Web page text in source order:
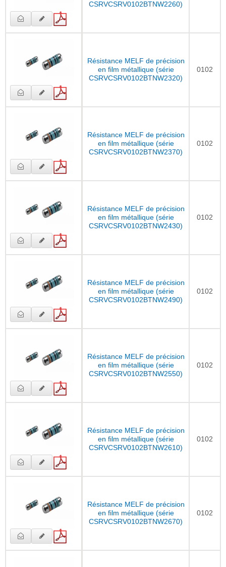
CSRVCSRV0102BTNW2260)
Résistance MELF de précision
en film métallique (série
CSRVCSRV0102BTNW2320)
0102
Résistance MELF de précision
en film métallique (série
CSRVCSRV0102BTNW2370)
0102
Résistance MELF de précision
en film métallique (série
CSRVCSRV0102BTNW2430)
0102
Résistance MELF de précision
en film métallique (série
CSRVCSRV0102BTNW2490)
0102
Résistance MELF de précision
en film métallique (série
CSRVCSRV0102BTNW2550)
0102
Résistance MELF de précision
en film métallique (série
CSRVCSRV0102BTNW2610)
0102
Résistance MELF de précision
en film métallique (série
CSRVCSRV0102BTNW2670)
0102